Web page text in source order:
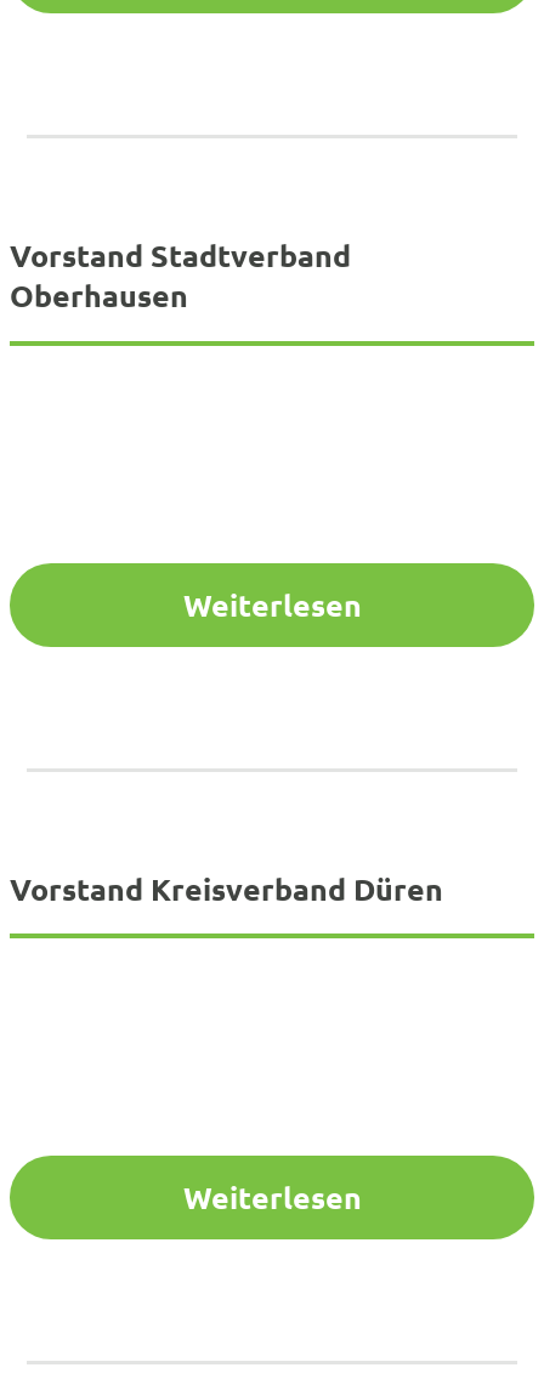
Vorstand Stadtverband
Oberhausen
Weiterlesen
Vorstand Kreisverband Düren
Weiterlesen